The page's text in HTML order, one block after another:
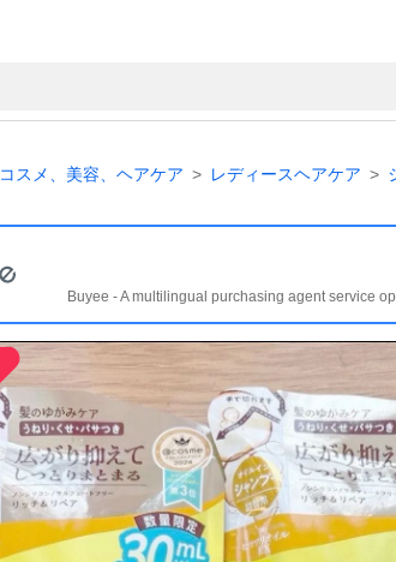
コスメ、美容、ヘアケア レディースヘアケア
Buyee - A multilingual purchasing agent service